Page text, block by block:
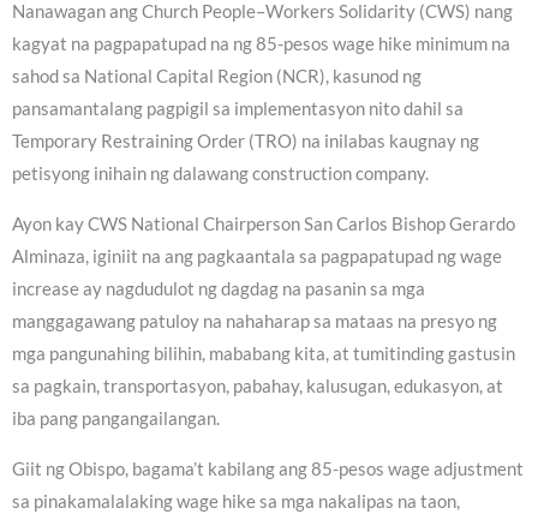
Nanawagan ang Church People–Workers Solidarity (CWS) nang
kagyat na pagpapatupad na ng 85-pesos wage hike minimum na
sahod sa National Capital Region (NCR), kasunod ng
pansamantalang pagpigil sa implementasyon nito dahil sa
Temporary Restraining Order (TRO) na inilabas kaugnay ng
petisyong inihain ng dalawang construction company.
Ayon kay CWS National Chairperson San Carlos Bishop Gerardo
Alminaza, iginiit na ang pagkaantala sa pagpapatupad ng wage
increase ay nagdudulot ng dagdag na pasanin sa mga
manggagawang patuloy na nahaharap sa mataas na presyo ng
mga pangunahing bilihin, mababang kita, at tumitinding gastusin
sa pagkain, transportasyon, pabahay, kalusugan, edukasyon, at
iba pang pangangailangan.
Giit ng Obispo, bagama’t kabilang ang 85-pesos wage adjustment
sa pinakamalalaking wage hike sa mga nakalipas na taon,